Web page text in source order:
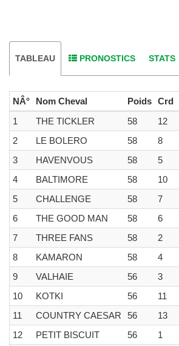
TABLEAU PRONOSTICS STATS
NÂ° Nom Cheval Poids Crd
1
THE TICKLER 58 12
2
LE BOLERO 58 8
3
HAVENVOUS 58 5
4
BALTIMORE 58 10
5
CHALLENGE 58 7
6
THE GOOD MAN 58 6
7
THREE FANS 58 2
8
KAMARON 58 4
9
VALHAIE 56 3
10
KOTKI 56 11
11
COUNTRY CAESAR 56 13
12
PETIT BISCUIT 56 1